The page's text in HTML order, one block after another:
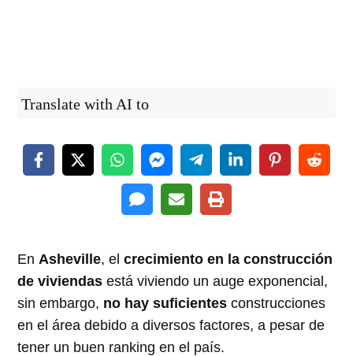
Translate with AI to
En Asheville, elcrecimiento en la construcción
de viviendasestá viviendo un auge exponencial,
sin embargo, no hay suficientes construcciones
en el área debido a diversos factores, a pesar de
tener un buen ranking en el país.